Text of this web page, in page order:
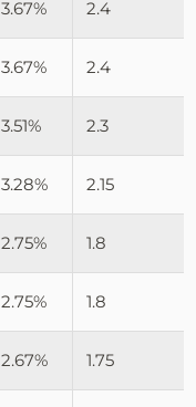
3.67% 2.4
3.67% 2.4
3.51% 2.3
3.28% 2.15
2.75% 1.8
2.75% 1.8
2.67% 1.75